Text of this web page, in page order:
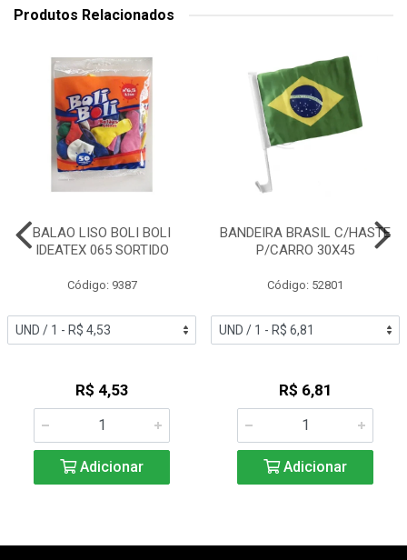
Produtos Relacionados
BALAO LISO BOLI BOLI
IDEATEX 065 SORTIDO
Código: 9387
R$ 4,53
Adicionar
BANDEIRA BRASIL C/HASTE
P/CARRO 30X45
Código: 52801
R$ 6,81
Adicionar